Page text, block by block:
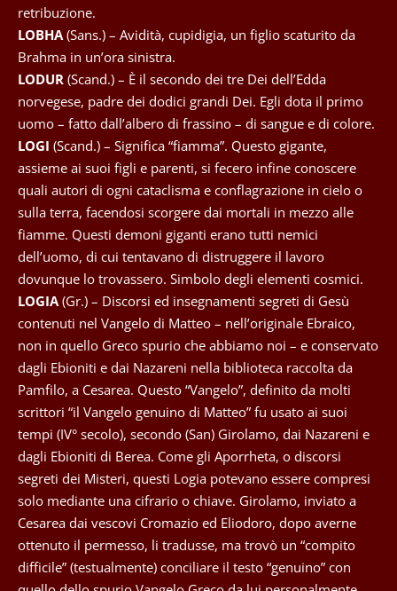
retribuzione.
LOBHA (Sans.) – Avidità, cupidigia, un figlio scaturito da
Brahma in un’ora sinistra.
LODUR (Scand.) – È il secondo dei tre Dei dell’Edda
norvegese, padre dei dodici grandi Dei. Egli dota il primo
uomo – fatto dall’albero di frassino – di sangue e di colore.
LOGI (Scand.) – Significa “fiamma”. Questo gigante,
assieme ai suoi figli e parenti, si fecero infine conoscere
quali autori di ogni cataclisma e conflagrazione in cielo o
sulla terra, facendosi scorgere dai mortali in mezzo alle
fiamme. Questi demoni giganti erano tutti nemici
dell’uomo, di cui tentavano di distruggere il lavoro
dovunque lo trovassero. Simbolo degli elementi cosmici.
LOGIA (Gr.) – Discorsi ed insegnamenti segreti di Gesù
contenuti nel Vangelo di Matteo – nell’originale Ebraico,
non in quello Greco spurio che abbiamo noi – e conservato
dagli Ebioniti e dai Nazareni nella biblioteca raccolta da
Pamfilo, a Cesarea. Questo “Vangelo”, definito da molti
scrittori “il Vangelo genuino di Matteo” fu usato ai suoi
tempi (IV° secolo), secondo (San) Girolamo, dai Nazareni e
dagli Ebioniti di Berea. Come gli Aporrheta, o discorsi
segreti dei Misteri, questi Logia potevano essere compresi
solo mediante una cifrario o chiave. Girolamo, inviato a
Cesarea dai vescovi Cromazio ed Eliodoro, dopo averne
ottenuto il permesso, li tradusse, ma trovò un “compito
difficile” (testualmente) conciliare il testo “genuino” con